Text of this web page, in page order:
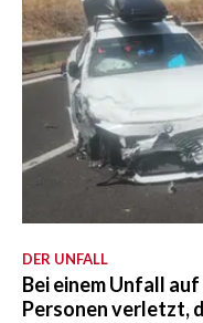
DER UNFALL
Bei einem Unfall
Personen verletzt,